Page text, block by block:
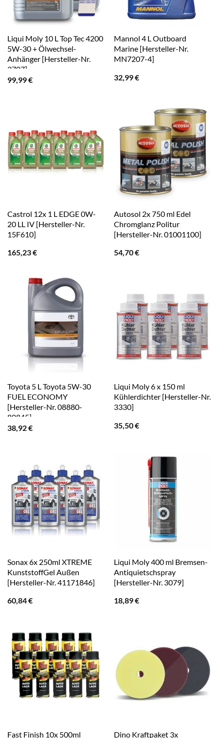
Liqui Moly 10 L Top Tec 4200
5W-30 + Ölwechsel-
Anhänger [Hersteller-Nr.
3707]
99,99€
Mannol 4 L Outboard
Marine [Hersteller-Nr.
MN7207-4]
32,99€
Castrol 12x 1 L EDGE 0W-
20 LL IV [Hersteller-Nr.
15F610]
165,23€
Autosol 2x 750 ml Edel
Chromglanz Politur
[Hersteller-Nr. 01001100]
54,70€
Toyota 5 L Toyota 5W-30
FUEL ECONOMY
[Hersteller-Nr. 08880-
80845]
38,92€
Liqui Moly 6 x 150 ml
Kühlerdichter [Hersteller-Nr.
3330]
35,50€
Sonax 6x 250ml XTREME
KunststoffGel Außen
[Hersteller-Nr. 41171846]
60,84€
Liqui Moly 400 ml Bremsen-
Antiquietschspray
[Hersteller-Nr. 3079]
18,89€
Fast Finish 10x 500ml Dino Kraftpaket 3x